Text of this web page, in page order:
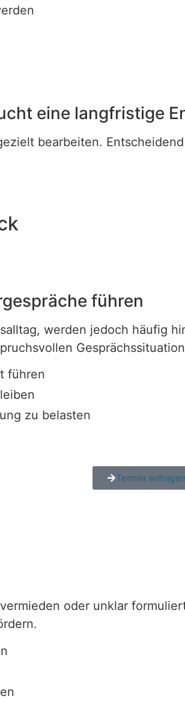
eine langfristige
bearbeiten.
führen
werden jedoch häufig
führen
zu belasten
Termin anfragen
oder unklar